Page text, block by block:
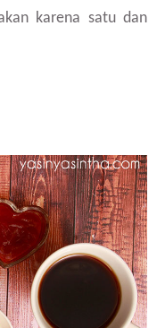
karena satu dan